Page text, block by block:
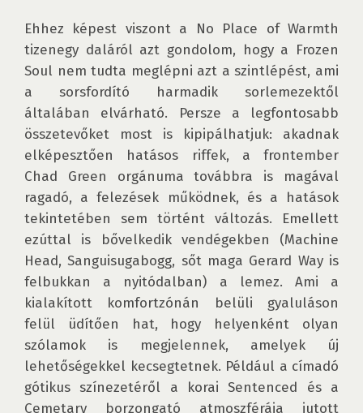
Ehhez képest viszont a No Place of Warmth
tizenegy daláról azt gondolom, hogy a Frozen
Soul nem tudta meglépni azt a szintlépést, ami
a sorsfordító harmadik sorlemezektől
általában elvárható. Persze a legfontosabb
összetevőket most is kipipálhatjuk: akadnak
elképesztően hatásos riffek, a frontember
Chad Green orgánuma továbbra is magával
ragadó, a felezések működnek, és a hatások
tekintetében sem történt változás. Emellett
ezúttal is bővelkedik vendégekben (Machine
Head, Sanguisugabogg, sőt maga Gerard Way is
felbukkan a nyitódalban) a lemez. Ami a
kialakított komfortzónán belüli gyaluláson
felül üdítően hat, hogy helyenként olyan
szólamok is megjelennek, amelyek új
lehetőségekkel kecsegtetnek. Például a címadó
gótikus színezetéről a korai Sentenced és a
Cemetary borzongató atmoszférája jutott